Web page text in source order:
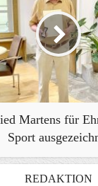
Martens für
Sport
REDAKTION